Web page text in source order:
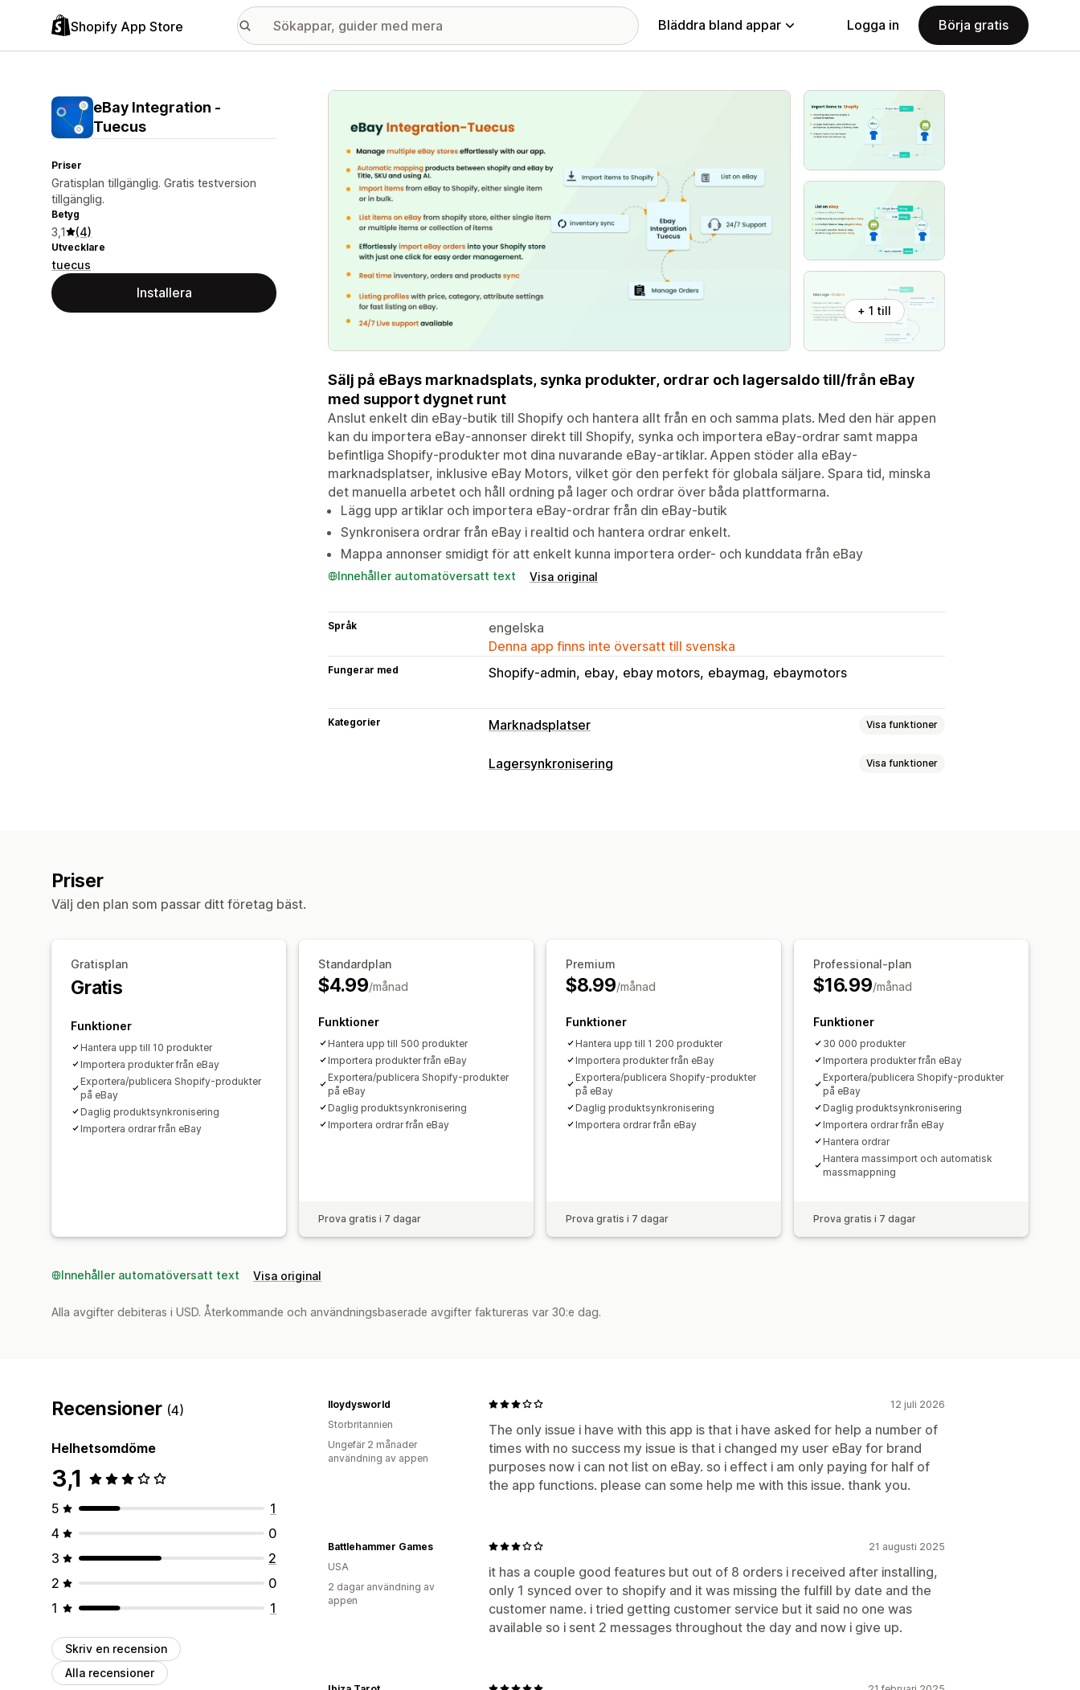
Shopify App Store Bläddra bland appar Logga in Börja gratis
eBay Integration ‑
Tuecus
Priser
Gratisplan tillgänglig. Gratis testversion
tillgänglig.
Betyg
3,1 (4)
Utvecklare
tuecus
Installera
Galleri med utvalda bilder
+ 1 till
Sälj på eBays marknadsplats, synka produkter, ordrar och lagersaldo till/från eBay
med support dygnet runt
Anslut enkelt din eBay-butik till Shopify och hantera allt från en och samma plats. Med den här appen
kan du importera eBay-annonser direkt till Shopify, synka och importera eBay-ordrar samt mappa
befintliga Shopify-produkter mot dina nuvarande eBay-artiklar. Appen stöder alla eBay-
marknadsplatser, inklusive eBay Motors, vilket gör den perfekt för globala säljare. Spara tid, minska
det manuella arbetet och håll ordning på lager och ordrar över båda plattformarna.
Lägg upp artiklar och importera eBay-ordrar från din eBay-butik
Synkronisera ordrar från eBay i realtid och hantera ordrar enkelt.
Mappa annonser smidigt för att enkelt kunna importera order- och kunddata från eBay
Innehåller automatöversatt text Visa original
Språk
engelska
Denna app finns inte översatt till svenska
Fungerar med Shopify-admin ebay ebay motors ebaymag ebaymotors
Kategorier Marknadsplatser Visa funktioner
Hantering av listning
Lagersynkronisering Visa funktioner
Lageraviseringar
Dataimport och -export
Prestandamätvärden
Detaljerade loggar
Priser
Välj den plan som passar ditt företag bäst.
Gratisplan
Gratis
Funktioner
Hantera upp till 10 produkter
Importera produkter från eBay
Exportera/publicera Shopify-produkter
på eBay
Daglig produktsynkronisering
Importera ordrar från eBay
Standardplan
$4.99/månad
Funktioner
Hantera upp till 500 produkter
Importera produkter från eBay
Exportera/publicera Shopify-produkter
på eBay
Daglig produktsynkronisering
Importera ordrar från eBay
Prova gratis i 7 dagar
Premium
$8.99/månad
Funktioner
Hantera upp till 1 200 produkter
Importera produkter från eBay
Exportera/publicera Shopify-produkter
på eBay
Daglig produktsynkronisering
Importera ordrar från eBay
Prova gratis i 7 dagar
Professional-plan
$16.99/månad
Funktioner
30 000 produkter
Importera produkter från eBay
Exportera/publicera Shopify-produkter
på eBay
Daglig produktsynkronisering
Importera ordrar från eBay
Hantera ordrar
Hantera massimport och automatisk
massmappning
Prova gratis i 7 dagar
Innehåller automatöversatt text Visa original
Alla avgifter debiteras i USD. Återkommande och användningsbaserade avgifter faktureras var 30:e dag.
Recensioner (4)
Helhetsomdöme
3,1
5
1
4
0
3
2
2
0
1
1
Skriv en recension
Alla recensioner
12 juli 2026
The only issue i have with this app is that i have asked for help a number of
times with no success my issue is that i changed my user eBay for brand
purposes now i can not list on eBay. so i effect i am only paying for half of
the app functions. please can some help me with this issue. thank you.
lloydysworld
Storbritannien
Ungefär 2 månader
användning av appen
21 augusti 2025
it has a couple good features but out of 8 orders i received after installing,
only 1 synced over to shopify and it was missing the fulfill by date and the
customer name. i tried getting customer service but it said no one was
available so i sent 2 messages throughout the day and now i give up.
Battlehammer Games
USA
2 dagar användning av
appen